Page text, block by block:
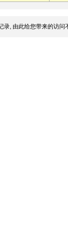
录, 由此给您带来的访问